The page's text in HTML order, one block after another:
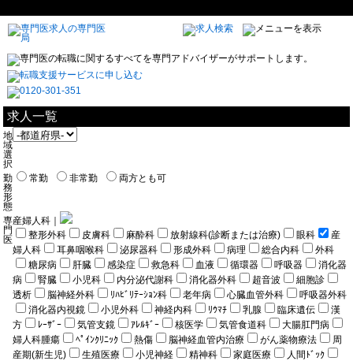
求人一覧
地
域
選
択
勤
務
形
態
常勤 非常勤 両方とも可
専
門
医
産婦人科｜
整形外科
皮膚科 麻酔科 放射線科(診断または治療) 眼科
産
婦人科
耳鼻咽喉科 泌尿器科 形成外科 病理 総合内科
外科
糖尿病
肝臓 感染症 救急科 血液 循環器 呼吸器
消化器
病
腎臓 小児科 内分泌代謝科 消化器外科 超音波
細胞診
透析
脳神経外科 ﾘﾊﾋﾞﾘﾃｰｼｮﾝ科 老年病 心臓血管外科
呼吸器外科
消化器内視鏡
小児外科 神経内科 ﾘｳﾏﾁ 乳腺 臨床遺伝
漢
方
ﾚｰｻﾞｰ 気管支鏡 ｱﾚﾙｷﾞｰ 核医学 気管食道科
大腸肛門病
婦人科腫瘍
ﾍﾟｲﾝｸﾘﾆｯｸ 熱傷 脳神経血管内治療 がん薬物療法
周
産期(新生児)
生殖医療 小児神経 精神科 家庭医療
人間ﾄﾞｯｸ